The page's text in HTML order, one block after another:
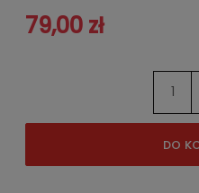
79,00 zł
DO